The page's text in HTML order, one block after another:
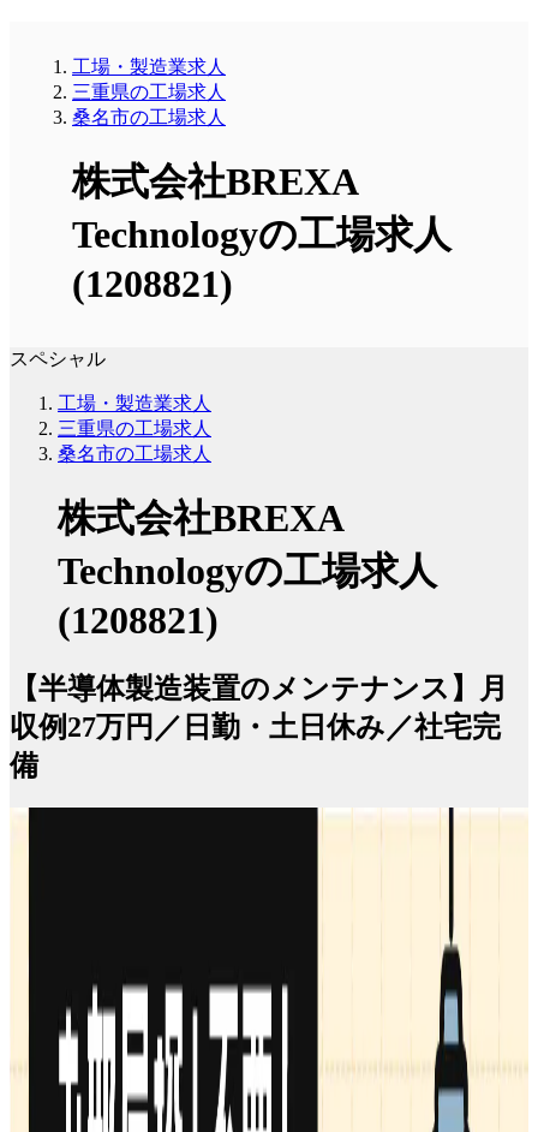
工場・製造業求人
三重県の工場求人
桑名市の工場求人
株式会社BREXA
Technologyの工場求人
(1208821)
スペシャル
工場・製造業求人
三重県の工場求人
桑名市の工場求人
株式会社BREXA
Technologyの工場求人
(1208821)
【半導体製造装置のメンテナンス】月
収例27万円／日勤・土日休み／社宅完
備